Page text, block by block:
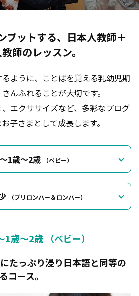
ットする、 日本人教師＋
師のレッスン。
ように、ことばを覚える乳幼児期
んふれることが大切です。
エクササイズなど、多彩なプログ
子さまとして成長します。
1歳〜2歳 （ベビー）
（プリロンパー＆ロンパー）
歳〜2歳 （ベビー）
たっぷり浸り日本語と同等の
コース。